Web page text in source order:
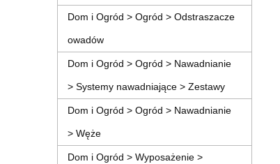
Dom i Ogród > Ogród > Odstraszacze
owadów
Dom i Ogród > Ogród > Nawadnianie
> Systemy nawadniające > Zestawy
Dom i Ogród > Ogród > Nawadnianie
> Węże
Dom i Ogród > Wyposażenie >